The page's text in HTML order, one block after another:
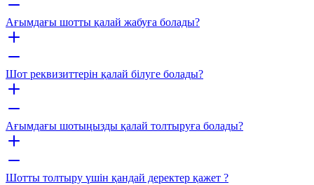
Ағымдағы шотты қалай жабуға болады?
Шот реквизиттерін қалай білуге болады?
Ағымдағы шотыңызды қалай толтыруға болады?
Шотты толтыру үшін қандай деректер қажет ?